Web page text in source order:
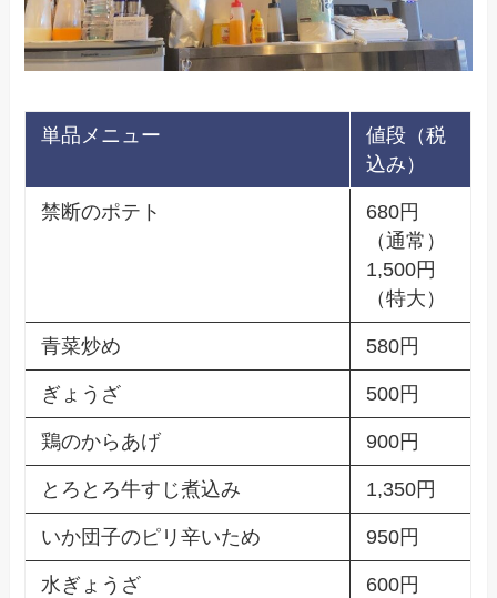
単品メニュー
値段（税
込み）
禁断のポテト
680円
（通常）
1,500円
（特大）
青菜炒め 580円
ぎょうざ 500円
鶏のからあげ 900円
とろとろ牛すじ煮込み 1,350円
いか団子のピリ辛いため 950円
水ぎょうざ 600円